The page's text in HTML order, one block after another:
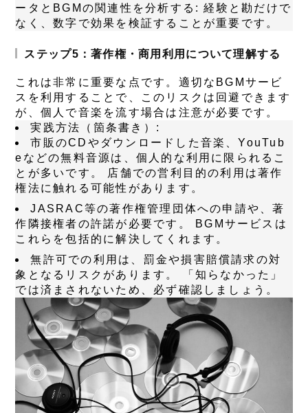
ータとBGMの関連性を分析する: 経験と勘だけで
なく、数字で効果を検証することが重要です。
ステップ5：著作権・商用利用について理解する
これは非常に重要な点です。適切なBGMサービ
スを利用することで、このリスクは回避できます
が、個人で音楽を流す場合は注意が必要です。
実践方法（箇条書き）:
市販のCDやダウンロードした音楽、YouTub
eなどの無料音源は、個人的な利用に限られるこ
とが多いです。
店舗での営利目的の利用は著作
権法に触れる可能性があります。
JASRAC等の著作権管理団体への申請や、著
作隣接権者の許諾が必要です。
BGMサービスは
これらを包括的に解決してくれます。
無許可での利用は、罰金や損害賠償請求の対
象となるリスクがあります。
「知らなかった」
では済まされないため、必ず確認しましょう。